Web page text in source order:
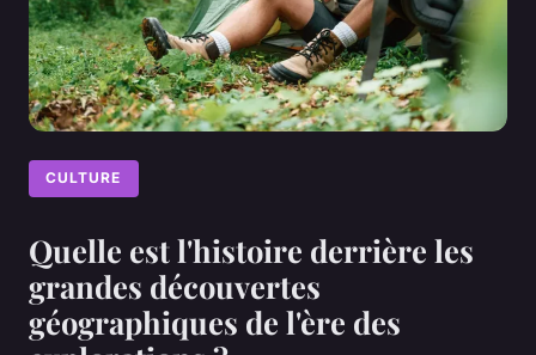
CULTURE
Quelle est l'histoire derrière les
grandes découvertes
géographiques de l'ère des